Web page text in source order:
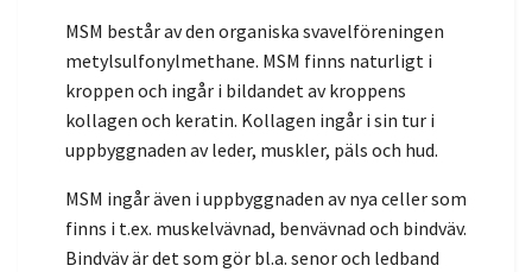
MSM består av den organiska svavelföreningen
metylsulfonylmethane. MSM finns naturligt i
kroppen och ingår i bildandet av kroppens
kollagen och keratin. Kollagen ingår i sin tur i
uppbyggnaden av leder, muskler, päls och hud.
MSM ingår även i uppbyggnaden av nya celler som
finns i t.ex. muskelvävnad, benvävnad och bindväv.
Bindväv är det som gör bl.a. senor och ledband